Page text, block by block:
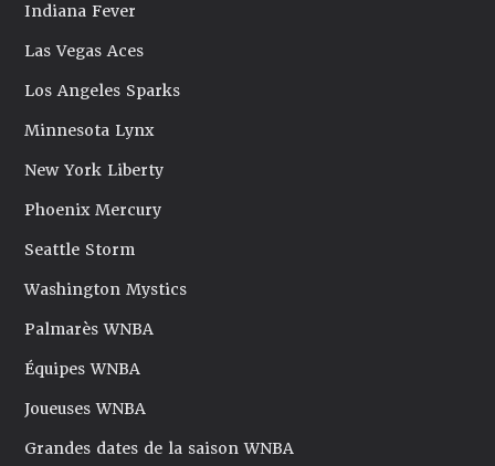
Indiana Fever
Las Vegas Aces
Los Angeles Sparks
Minnesota Lynx
New York Liberty
Phoenix Mercury
Seattle Storm
Washington Mystics
Palmarès WNBA
Équipes WNBA
Joueuses WNBA
Grandes dates de la saison WNBA